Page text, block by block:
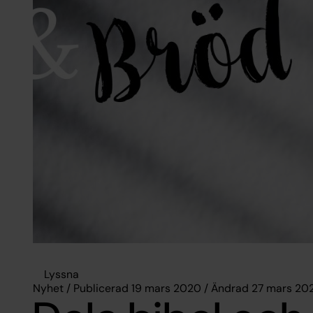
Lyssna
Nyhet / Publicerad 19 mars 2020 / Ändrad 27 mars